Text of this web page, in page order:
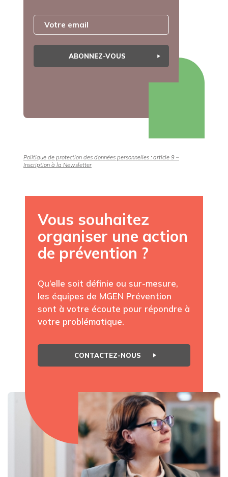
ABONNEZ-VOUS
Politique de protection des données personnelles : article 9 –
Inscription à la Newsletter
Vous souhaitez
organiser une action
de prévention ?
Qu’elle soit définie ou sur-mesure,
les équipes de MGEN Prévention
sont à votre écoute pour répondre à
votre problématique.
CONTACTEZ-NOUS